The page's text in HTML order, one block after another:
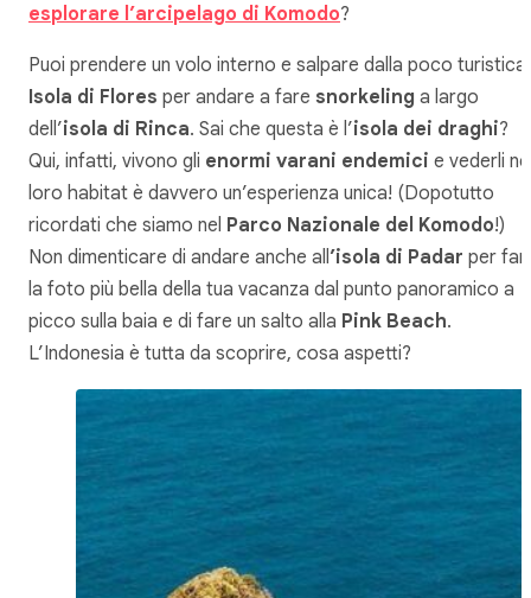
esplorare l’arcipelago di Komodo?
Puoi prendere un volo interno e salpare dalla poco turistica
Isola di Flores per andare a fare snorkeling a largo
dell’isola di Rinca. Sai che questa è l’isola dei draghi?
Qui, infatti, vivono gli enormi varani endemici e vederli
loro habitat è davvero un’esperienza unica! (Dopotutto
ricordati che siamo nel Parco Nazionale del Komodo!)
Non dimenticare di andare anche all ’isola di Padar per
la foto più bella della tua vacanza dal punto panoramico a
picco sulla baia e di fare un salto alla Pink Beach.
L’Indonesia è tutta da scoprire, cosa aspetti?